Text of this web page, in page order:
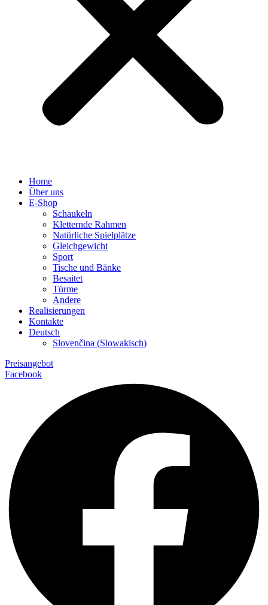
Home
Über uns
E-Shop
Schaukeln
Kletternde Rahmen
Natürliche Spielplätze
Gleichgewicht
Sport
Tische und Bänke
Besaitet
Türme
Andere
Realisierungen
Kontakte
Deutsch
Slovenčina (Slowakisch)
Preisangebot
Facebook